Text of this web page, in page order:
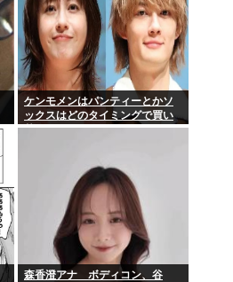
ケンモメンはパンティーとかソ
ックスはどのタイミングで買い
替えてるの？
森香澄アナ ボディコン、谷